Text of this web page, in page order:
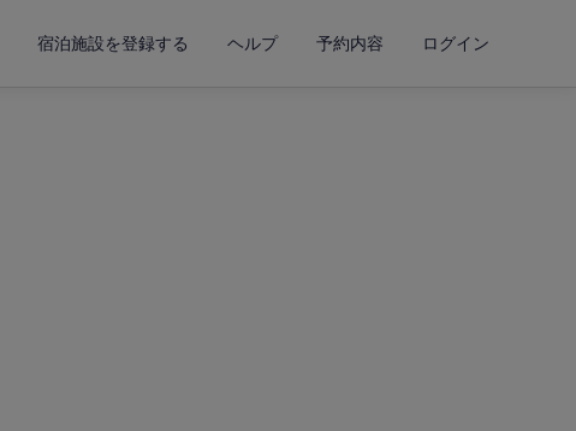
宿泊施設を登録する ヘルプ 予約内容 ログイン